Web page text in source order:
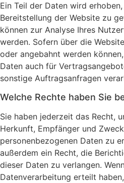
Ein Teil der Daten wird
Bereitstellung der Website zu
können zur Analyse Ihres
werden. Sofern über die
oder angebahnt werden
Daten auch für
sonstige Auftragsanfragen
Welche Rechte haben Sie
Sie haben jederzeit das Recht,
Herkunft, Empfänger und
personenbezogenen Daten zu
außerdem ein Recht, die
dieser Daten zu verlangen.
Datenverarbeitung erteilt